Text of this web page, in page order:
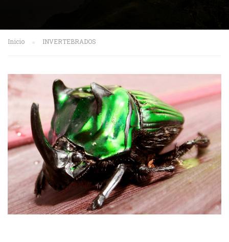
Inicio INVERTEBRADOS